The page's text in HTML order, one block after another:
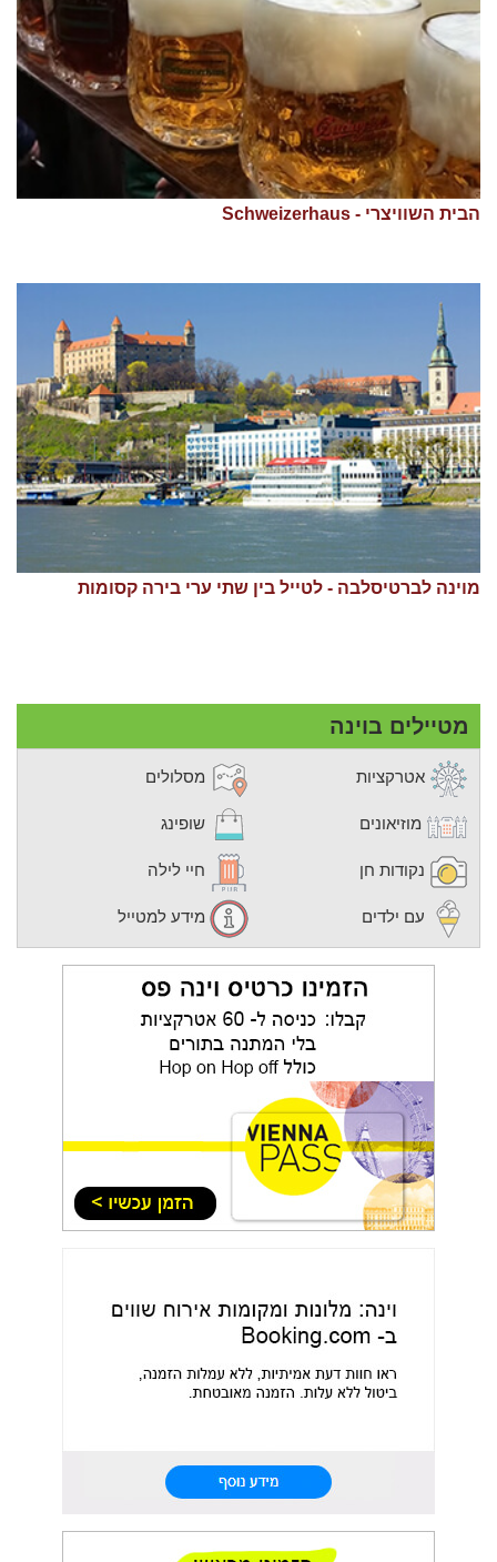
הבית השוויצרי - Schweizerhaus
מוינה לברטיסלבה - לטייל בין שתי ערי בירה קסומות
מטיילים בוינה
אטרקציות מסלולים
מוזיאונים שופינג
נקודות חן חיי לילה
עם ילדים מידע למטייל